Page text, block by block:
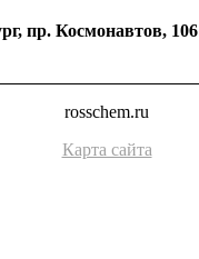
пр. Космонавтов, 106
rosschem.ru
Карта сайта